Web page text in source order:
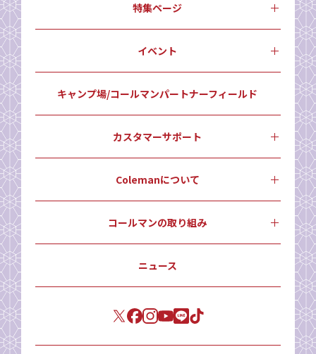
特集ページ
イベント
キャンプ場/コールマンパートナーフィールド
カスタマーサポート
Colemanについて
コールマンの取り組み
ニュース